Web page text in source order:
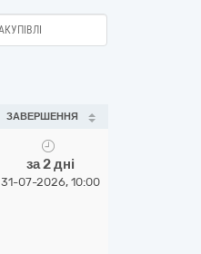
ЗАВЕРШЕННЯ
за 2 дні
31-07-2026, 10:00